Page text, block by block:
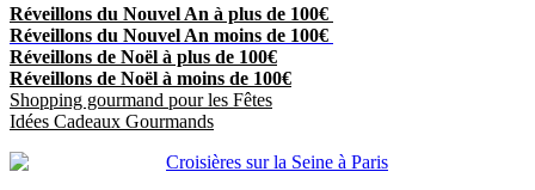
Réveillons du Nouvel An à plus de 100€
Réveillons du Nouvel An moins de 100€
Réveillons de Noël à plus de 100€
Réveillons de Noël à moins de 100€
Shopping gourmand pour les Fêtes
Idées Cadeaux Gourmands